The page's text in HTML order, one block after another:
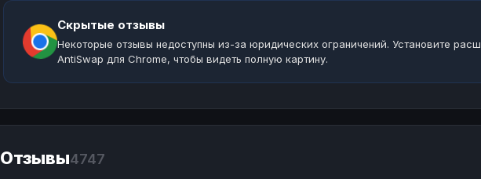
Скрытые отзывы
Некоторые отзывы недоступны из-за юридических ограничений. Установите
AntiSwap для Chrome, чтобы видеть полную картину.
Отзывы4747